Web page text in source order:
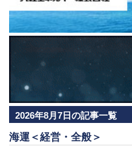
2026年8月7日の記事一覧
海運＜経営・全般＞